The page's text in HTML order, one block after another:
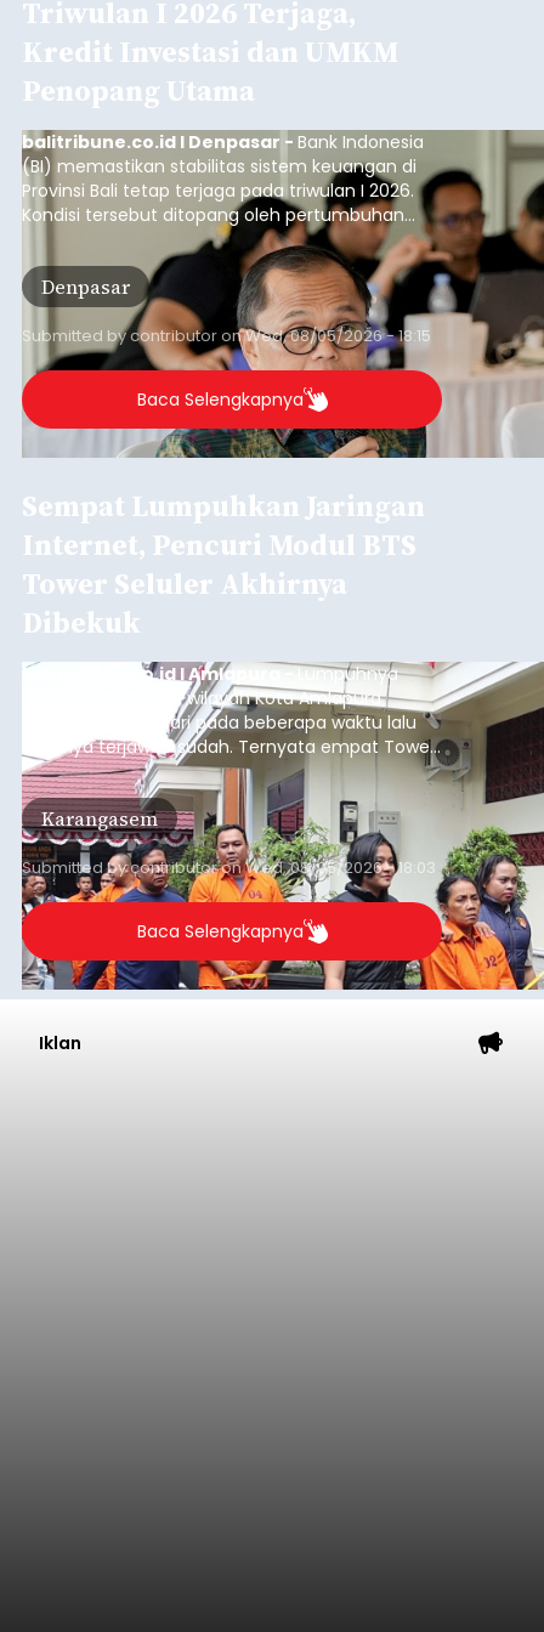
Triwulan I 2026 Terjaga,
Kredit Investasi dan UMKM
Penopang Utama
balitribune.co.id I Denpasar - Bank Indonesia
(BI) memastikan stabilitas sistem keuangan di
Provinsi Bali tetap terjaga pada triwulan I 2026.
Kondisi tersebut ditopang oleh pertumbuhan
penyaluran kredit yang masih positif, terutama
pada sektor-sektor utama penggerak ekonomi
daerah, dengan risiko kredit yang tetap
terkendali.
Denpasar
Submitted bycontributoronWed, 08/05/2026 - 18:15
Baca Selengkapnya
Sempat Lumpuhkan Jaringan
Internet, Pencuri Modul BTS
Tower Seluler Akhirnya
Dibekuk
balitribune.co.id I Amlapura -Lumpuhnya
jaringan internet di wilayah Kota Amlapura
selama berhari-hari pada beberapa waktu lalu
akhirnya terjawab sudah. Ternyata empat Tower
BTS Seluler yang berada di lokasi berbeda di
wilayah Karangasem telah dibobol maling,
dimana bagian modul penguat signal yang
berada di Tower BTS Seluler itu hilang dicuri.
Karangasem
Submitted bycontributoronWed, 08/05/2026 - 18:03
Baca Selengkapnya
Iklan